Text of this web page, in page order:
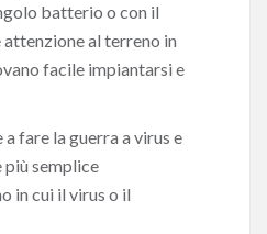
batterio o con il
al terreno in
facile impiantarsi e
fare la guerra a virus e
più semplice
in cui il virus o il